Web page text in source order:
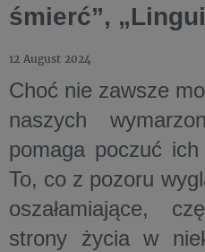
śmierć”,
12 August 2024
Choć nie zawsze
naszych
pomaga poczuć
To, co z pozoru
oszałamiające,
strony życia w